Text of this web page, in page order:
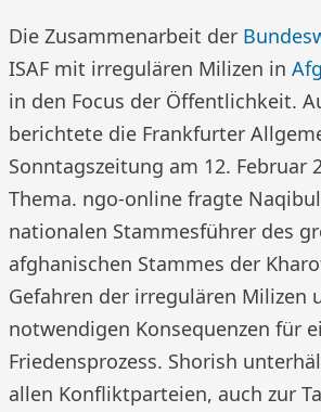
Die Zusammenarbeit der
ISAF mit irregulären Milizen in
in den Focus der Öffentlichkeit.
berichtete die Frankfurter
Sonntagszeitung am 12. Februar
Thema. ngo-online fragte
nationalen Stammesführer des
afghanischen Stammes der
Gefahren der irregulären Milizen
notwendigen Konsequenzen für
Friedensprozess. Shorish
allen Konfliktparteien, auch zur